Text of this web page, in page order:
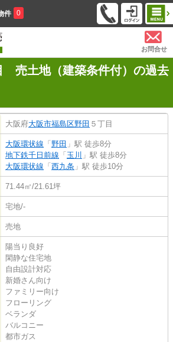
件 0
お問合せ
売土地（建築条件付）の過去
大阪府大阪市福島区野田 ５丁目
大阪環状線 「 野田 」駅 徒歩8分
地下鉄千日前線 「 玉川 」駅 徒歩8分
大阪環状線 「 西九条 」駅 徒歩10分
71.44㎡/21.61坪
宅地/-
売地
陽当り良好
閑静な住宅地
自由設計対応
新婚さん向け
ファミリー向け
フローリング
ベランダ
バルコニー
都市ガス